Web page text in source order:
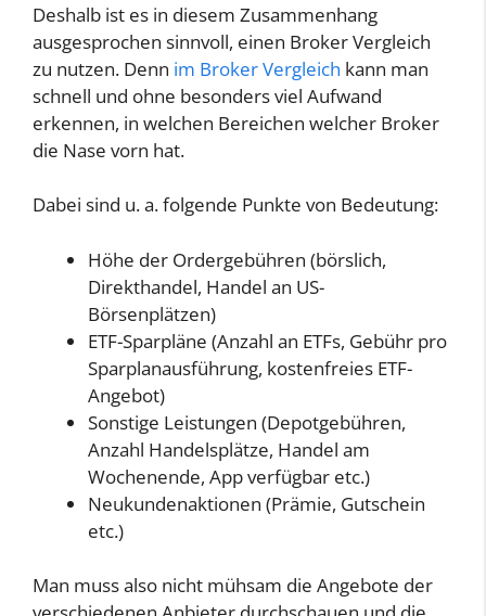
Deshalb ist es in diesem Zusammenhang
ausgesprochen sinnvoll, einen Broker Vergleich
zu nutzen. Denn im Broker Vergleich kann man
schnell und ohne besonders viel Aufwand
erkennen, in welchen Bereichen welcher Broker
die Nase vorn hat.
Dabei sind u. a. folgende Punkte von Bedeutung:
Höhe der Ordergebühren (börslich,
Direkthandel, Handel an US-
Börsenplätzen)
ETF-Sparpläne (Anzahl an ETFs, Gebühr pro
Sparplanausführung, kostenfreies ETF-
Angebot)
Sonstige Leistungen (Depotgebühren,
Anzahl Handelsplätze, Handel am
Wochenende, App verfügbar etc.)
Neukundenaktionen (Prämie, Gutschein
etc.)
Man muss also nicht mühsam die Angebote der